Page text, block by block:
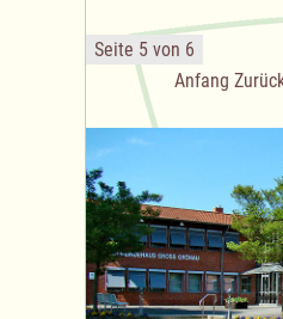
Seite 5 von 6
Anfang